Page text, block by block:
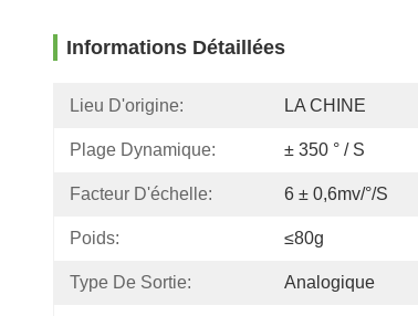
Informations Détaillées
Lieu D'origine: LA CHINE
Plage Dynamique: ± 350 ° / S
Facteur D'échelle: 6 ± 0,6mv/°/s
Poids: ≤80g
Type De Sortie: Analogique